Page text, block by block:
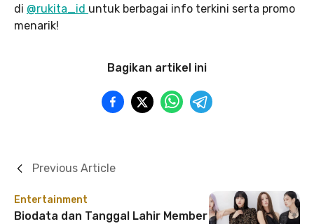
di @rukita_id untuk berbagai info terkini serta promo
menarik!
Bagikan artikel ini
Entertainment
Biodata dan Tanggal Lahir Member
Previous Article